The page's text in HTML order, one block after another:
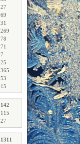
27
69
31
269
78
71
7
25
365
53
15
142
115
27
1311